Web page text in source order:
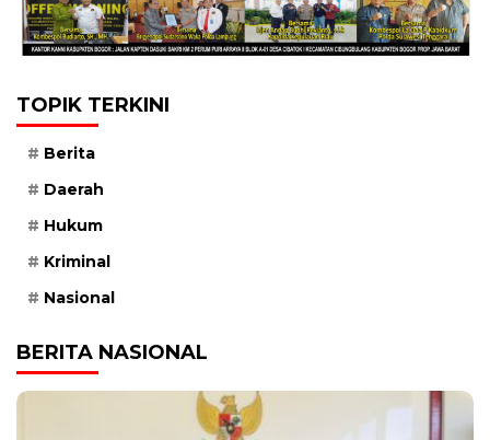
TOPIK TERKINI
Berita
Daerah
Hukum
Kriminal
Nasional
BERITA NASIONAL